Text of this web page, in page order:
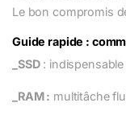
Le bon compromis
Guide rapide :
_SSD:
_RAM : multitâche